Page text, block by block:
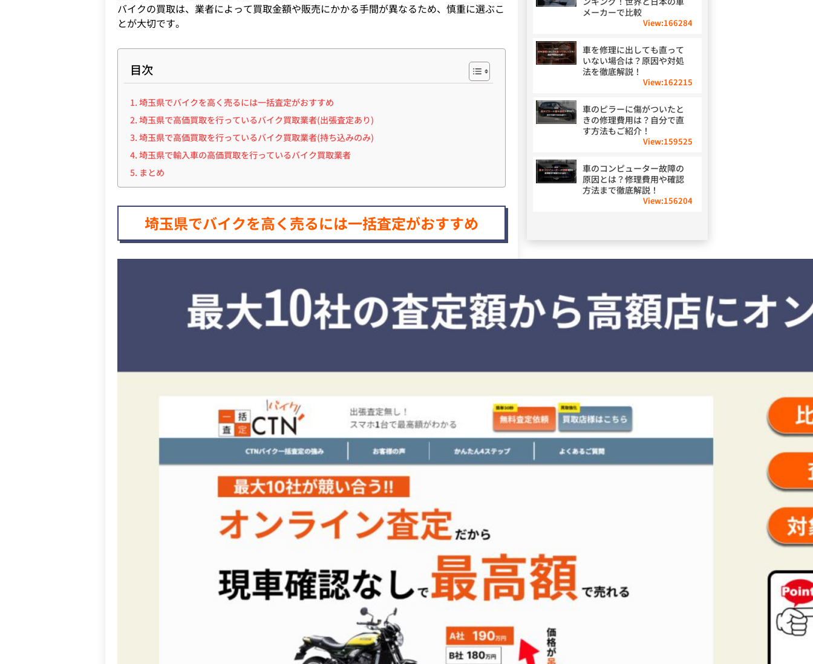
バイクの買取は、業者によって買取金額や販売にかかる手間が異なるため、慎重に選ぶこ
とが大切です。
目次
埼玉県でバイクを高く売るには一括査定がおすすめ
埼玉県で高価買取を行っているバイク買取業者(出張査定あり)
埼玉県で高価買取を行っているバイク買取業者(持ち込みのみ)
埼玉県で輸入車の高価買取を行っているバイク買取業者
まとめ
埼玉県でバイクを高く売るには一括査定がおすすめ
メーカーで比較
View:166284
車を修理に出しても直って
いない場合は？原因や対処
法を徹底解説！
View:162215
車のピラーに傷がついたと
きの修理費用は？自分で直
す方法もご紹介！
View:159525
車のコンピューター故障の
原因とは？修理費用や確認
方法まで徹底解説！
View:156204